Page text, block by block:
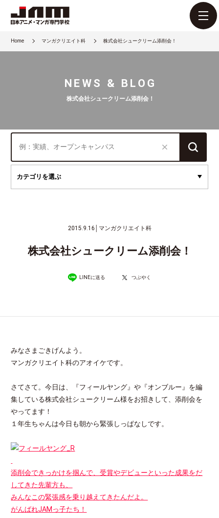
Home マンガクリエイト科 株式会社シュークリーム添削会！
NEWS & BLOG
株式会社シュークリーム添削会！
2015.9.16 マンガクリエイト科
株式会社シュークリーム添削会！
LINEに送る つぶやく
みなさまごきげんよう。
マンガクリエイト科のアオイケです。
さてさて。今日は、『フィールヤング』や『オンブルー』を編
集している株式会社シュークリーム様をお招きして、添削会を
やってます！
１年生ちゃんは今日も朝から緊張しっぱなしです。
添削会できっかけを掴んで、受賞やデビューといった成果をだ
してきた先輩方も、
みんなこの緊張感を乗り越えてきたんだよ。
がんばれJAMっ子たち！